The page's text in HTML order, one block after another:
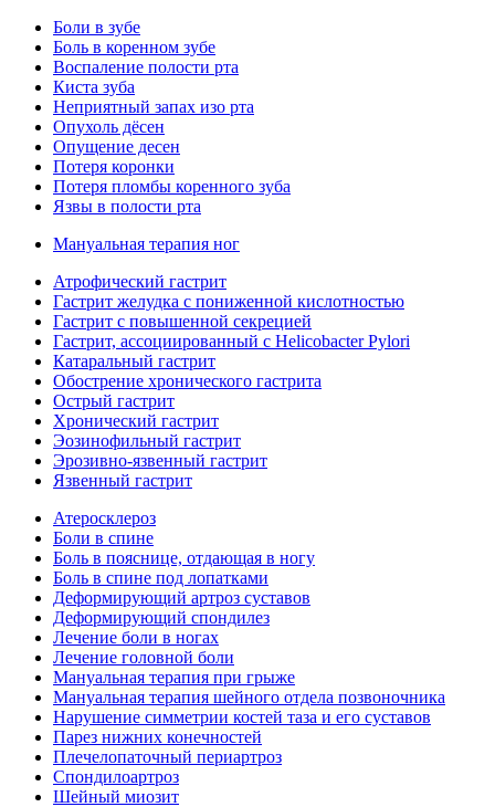
Боли в зубе
Боль в коренном зубе
Воспаление полости рта
Киста зуба
Неприятный запах изо рта
Опухоль дёсен
Опущение десен
Потеря коронки
Потеря пломбы коренного зуба
Язвы в полости рта
Мануальная терапия ног
Атрофический гастрит
Гастрит желудка с пониженной кислотностью
Гастрит с повышенной секрецией
Гастрит, ассоциированный с Helicobacter Pylori
Катаральный гастрит
Обострение хронического гастрита
Острый гастрит
Хронический гастрит
Эозинофильный гастрит
Эрозивно-язвенный гастрит
Язвенный гастрит
Атеросклероз
Боли в спине
Боль в пояснице, отдающая в ногу
Боль в спине под лопатками
Деформирующий артроз суставов
Деформирующий спондилез
Лечение боли в ногах
Лечение головной боли
Мануальная терапия при грыже
Мануальная терапия шейного отдела позвоночника
Нарушение симметрии костей таза и его суставов
Парез нижних конечностей
Плечелопаточный периартроз
Спондилоартроз
Шейный миозит